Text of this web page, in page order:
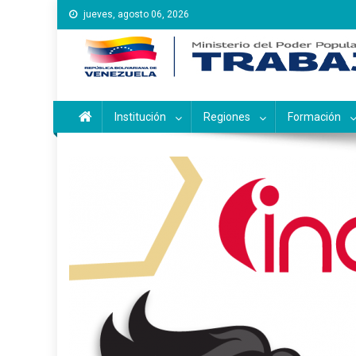
Saltar
al
contenido
jueves, agosto 06, 2026
Instituto Nacional de
Inces
Institución Regiones Formación